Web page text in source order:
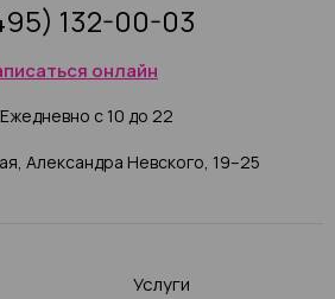
Александра Невского, 19–25
Ежедневно с 10 до 22
онлайн
132-00-03
Услуги